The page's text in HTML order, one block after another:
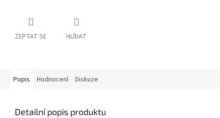
ZEPTAT SE HLÍDAT
Popis Hodnocení Diskuze
Detailní popis produktu